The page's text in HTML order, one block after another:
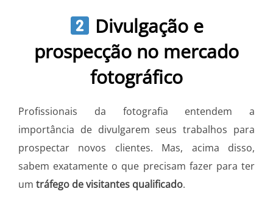
Divulgação e
prospecção no mercado
fotográfico
Profissionais da fotografia entendem a
importância de divulgarem seus trabalhos para
prospectar novos clientes. Mas, acima disso,
sabem exatamente o que precisam fazer para ter
um tráfego de visitantes qualificado.